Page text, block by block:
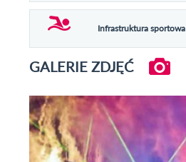
Infrastruktura sportowa
GALERIE ZDJĘĆ